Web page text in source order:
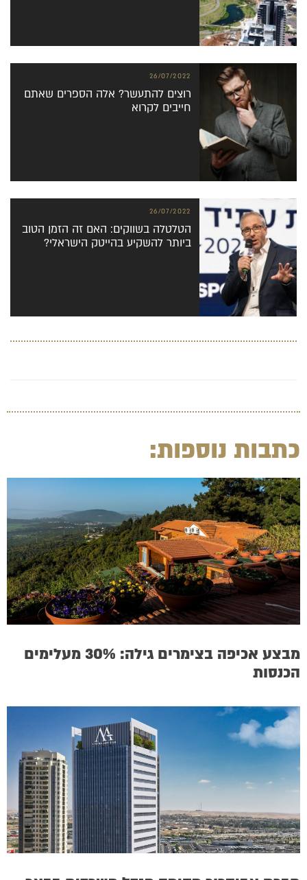
רוצים להתעשר? אלה הספרים שאתם
חייבים לקרוא
26/07/2022
הטלטלה בשווקים: האם זה הזמן הטוב
ביותר להשקיע בהייטק הישראלי?
26/07/2022
כתבות נוספות:
מבצע אכיפה בצימרים גילה: 30% מעלימים
הכנסות